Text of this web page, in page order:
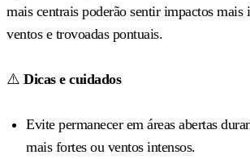
mais centrais poderão sentir impactos
ventos e trovoadas pontuais.
⚠️ Dicas e cuidados
Evite permanecer em áreas abertas
mais fortes ou ventos intensos.